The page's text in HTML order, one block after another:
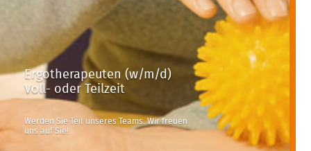
Ergotherapeuten (w/m/d)
Voll- oder Teilzeit
Werden Sie Teil unseres Teams. Wir freuen
uns auf Sie!